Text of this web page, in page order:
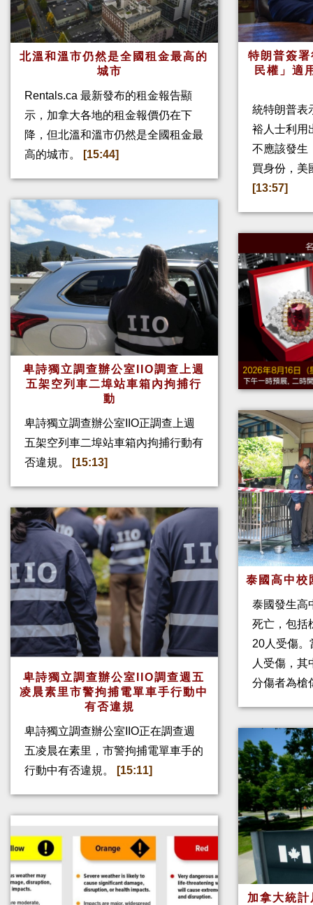
北溫和溫市仍然是全國租金最高的
城市
Rentals.ca 最新發布的租金報告顯
示，加拿大各地的租金報價仍在下
降，但北溫和溫市仍然是全國租金最
高的城市。
[15:44]
卑詩獨立調查辦公室IIO調查上週
五架空列車二埠站車箱內拘捕行
動
卑詩獨立調查辦公室IIO正調查上週
五架空列車二埠站車箱內拘捕行動有
否違規。
[15:13]
卑詩獨立調查辦公室IIO調查週五
凌晨素里市警拘捕電單車手行動中
有否違規
卑詩獨立調查辦公室IIO正在調查週
五凌晨在素里，市警拘捕電單車手的
行動中有否違規。
[15:11]
特朗普簽
民權」適
統特朗普表
裕人士利用
不應該發生
買身份，美
[13:57]
泰國高中
泰國發生高
死亡，包括
20人受傷
人受傷，其
分傷者為槍
加拿大統